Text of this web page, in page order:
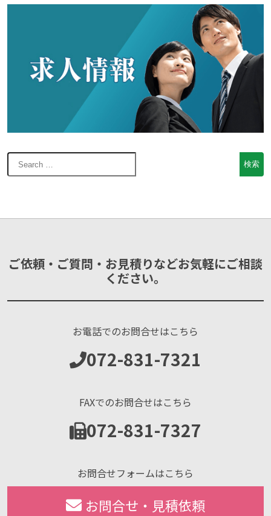
ご依頼・ご質問・お見積りなどお気軽にご相談
ください。
お電話でのお問合せはこちら
072-831-7321
FAXでのお問合せはこちら
072-831-7327
お問合せフォームはこちら
お問合せ・見積依頼